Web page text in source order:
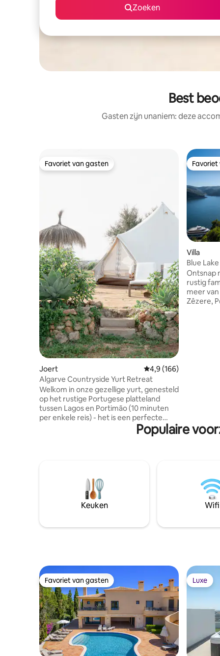
Zoeken
Best
Gasten zijn unaniem: deze
Favoriet van gasten
Favoriet van gasten
Joert Gemiddelde
4,9 (166)
Algarve Countryside Yurt Retreat
Welkom in onze gezellige yurt, genesteld
op het rustige Portugese platteland
tussen Lagos en Portimão (10 minuten
per enkele reis) - het is een perfecte
ontsnapping voor diegenen die zich
willen onderdompelen in de natuur
historische steden zoals Silves, Sagres en
Villa
Blue
Ontsnap
rustig
meer
Zêzere,
Populaire
Keuken Wifi
Favoriet van gasten
Favoriet van gasten Luxe
Luxe